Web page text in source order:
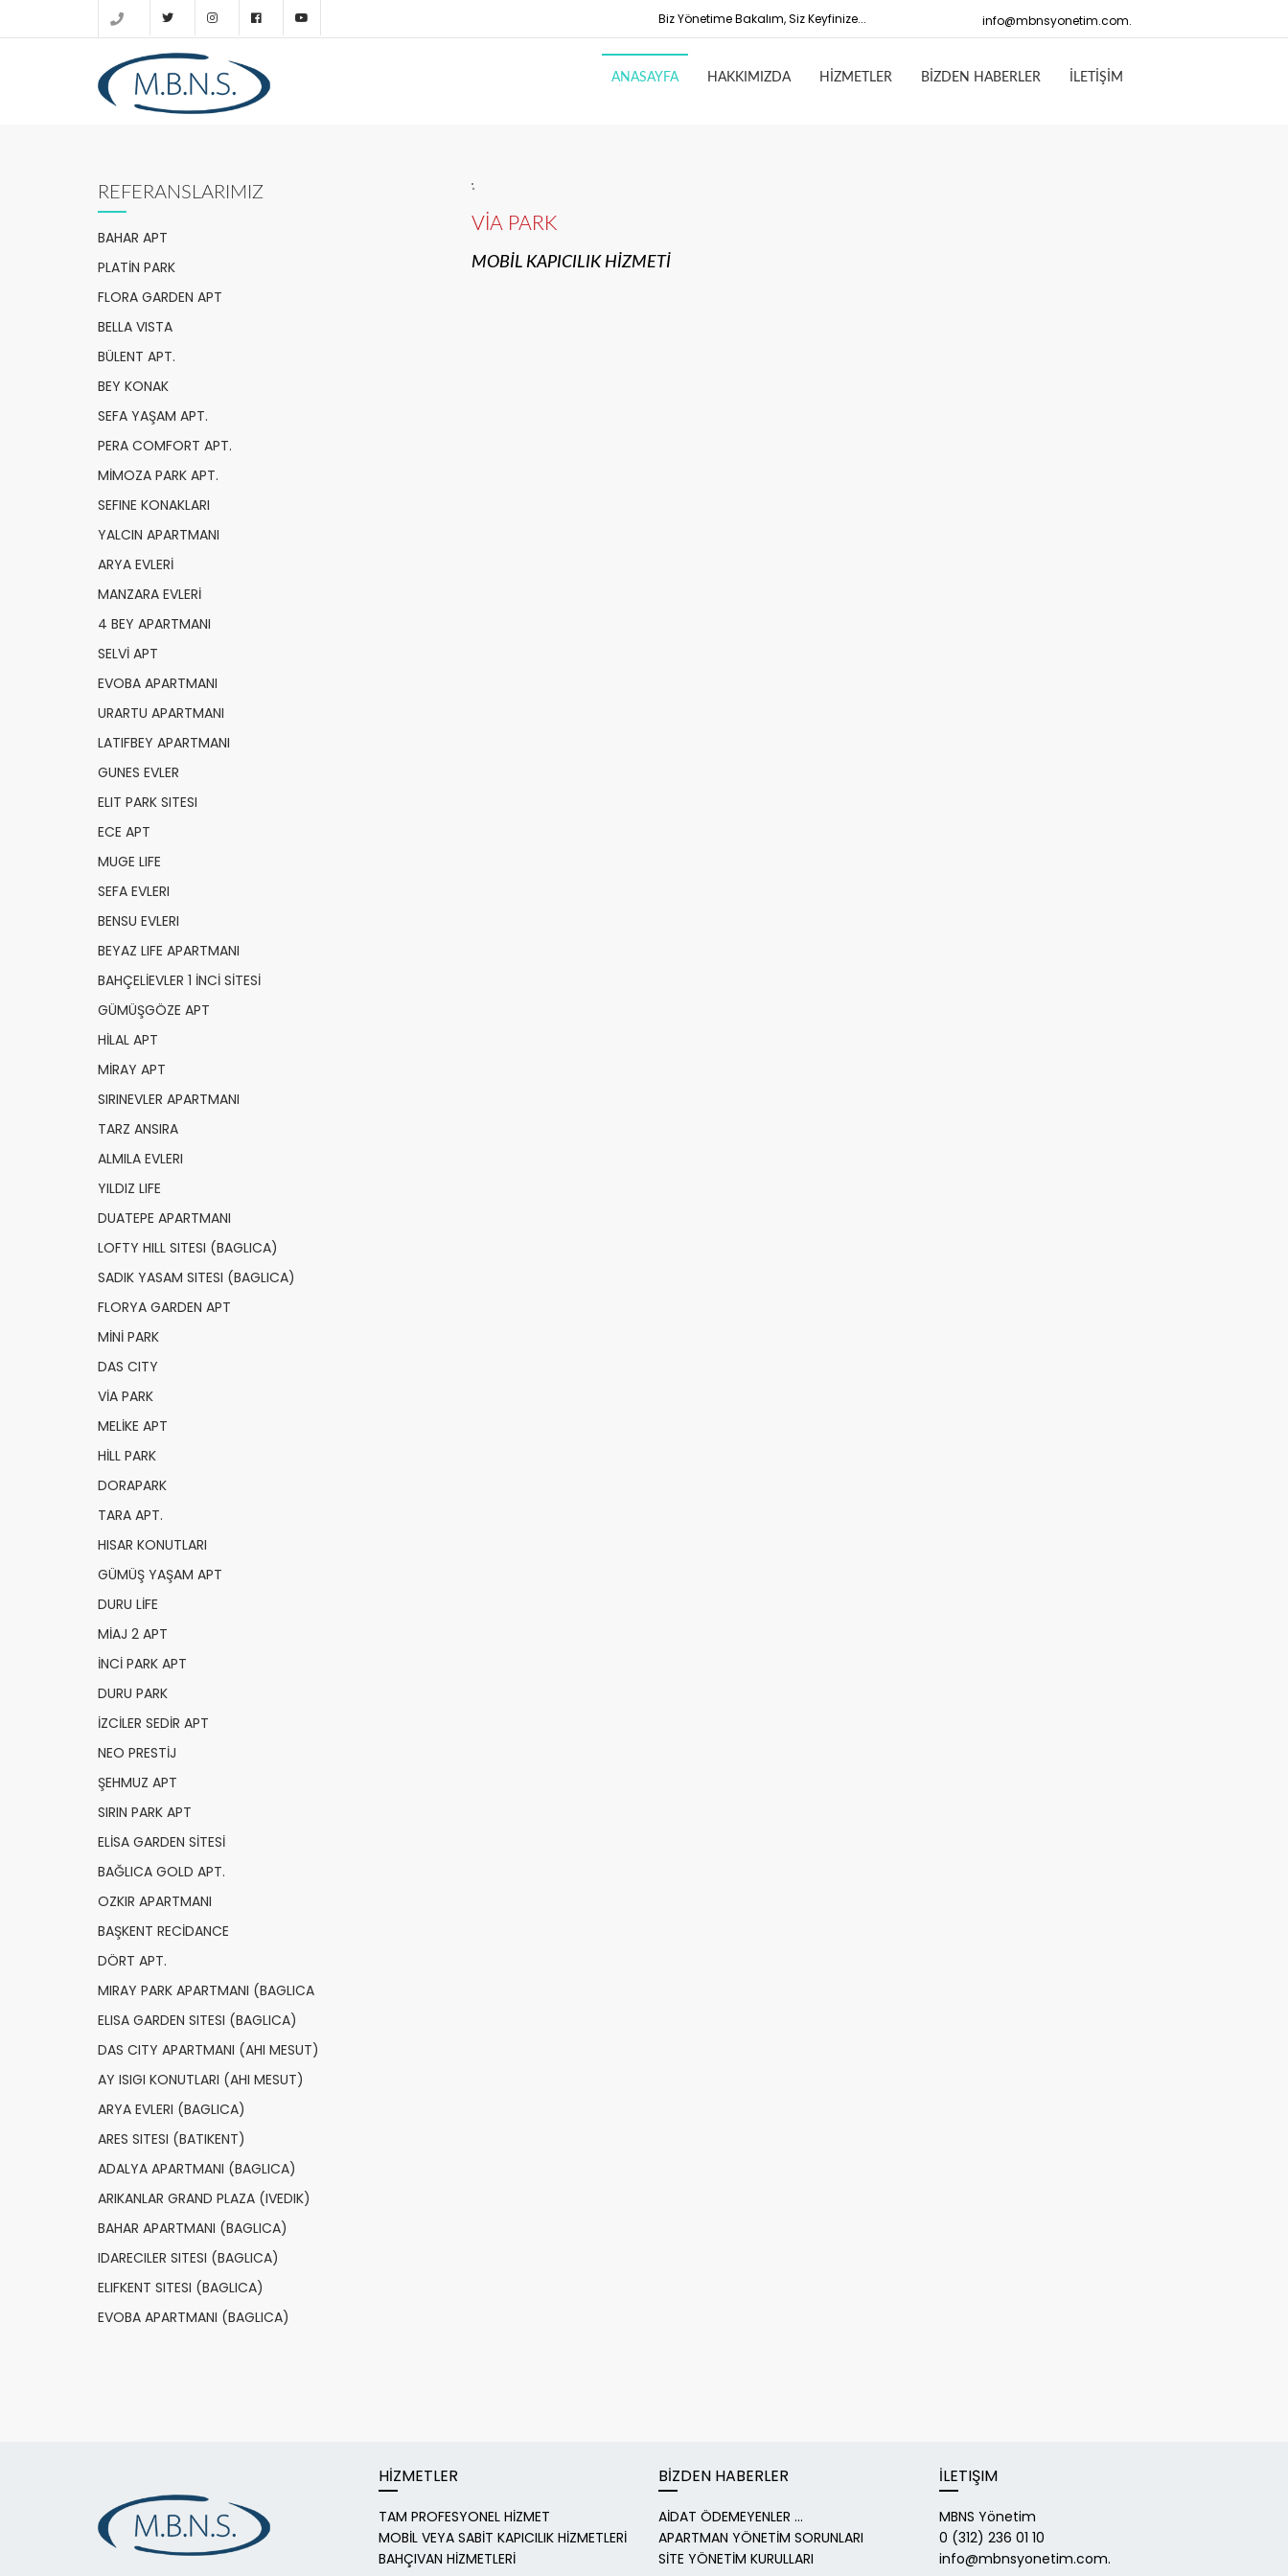
Biz Yönetime Bakalım, Siz Keyfinize... info@mbnsyonetim.com.
ANASAYFA HAKKIMIZDA HİZMETLER BİZDEN HABERLER İLETİŞİM
REFERANSLARIMIZ
BAHAR APT
PLATİN PARK
FLORA GARDEN APT
BELLA VISTA
BÜLENT APT.
BEY KONAK
SEFA YAŞAM APT.
PERA COMFORT APT.
MİMOZA PARK APT.
SEFINE KONAKLARI
YALCIN APARTMANI
ARYA EVLERİ
MANZARA EVLERİ
4 BEY APARTMANI
SELVİ APT
EVOBA APARTMANI
URARTU APARTMANI
LATIFBEY APARTMANI
GUNES EVLER
ELIT PARK SITESI
ECE APT
MUGE LIFE
SEFA EVLERI
BENSU EVLERI
BEYAZ LIFE APARTMANI
BAHÇELİEVLER 1 İNCİ SİTESİ
GÜMÜŞGÖZE APT
HİLAL APT
MİRAY APT
SIRINEVLER APARTMANI
TARZ ANSIRA
ALMILA EVLERI
YILDIZ LIFE
DUATEPE APARTMANI
LOFTY HILL SITESI (BAGLICA)
SADIK YASAM SITESI (BAGLICA)
FLORYA GARDEN APT
MİNİ PARK
DAS CITY
VİA PARK
MELİKE APT
HİLL PARK
DORAPARK
TARA APT.
HISAR KONUTLARI
GÜMÜŞ YAŞAM APT
DURU LİFE
MİAJ 2 APT
İNCİ PARK APT
DURU PARK
İZCİLER SEDİR APT
NEO PRESTİJ
ŞEHMUZ APT
SIRIN PARK APT
ELİSA GARDEN SİTESİ
BAĞLICA GOLD APT.
OZKIR APARTMANI
BAŞKENT RECİDANCE
DÖRT APT.
MIRAY PARK APARTMANI (BAGLICA
ELISA GARDEN SITESI (BAGLICA)
DAS CITY APARTMANI (AHI MESUT)
AY ISIGI KONUTLARI (AHI MESUT)
ARYA EVLERI (BAGLICA)
ARES SITESI (BATIKENT)
ADALYA APARTMANI (BAGLICA)
ARIKANLAR GRAND PLAZA (IVEDIK)
BAHAR APARTMANI (BAGLICA)
IDARECILER SITESI (BAGLICA)
ELIFKENT SITESI (BAGLICA)
EVOBA APARTMANI (BAGLICA)
VİA PARK
MOBİL KAPICILIK HİZMETİ
HİZMETLER
TAM PROFESYONEL HİZMET
MOBİL VEYA SABİT KAPICILIK HİZMETLERİ
BAHÇIVAN HİZMETLERİ
BİZDEN HABERLER
AİDAT ÖDEMEYENLER ...
APARTMAN YÖNETİM SORUNLARI
SİTE YÖNETİM KURULLARI
İLETIŞIM
MBNS Yönetim
0 (312) 236 01 10
info@mbnsyonetim.com.